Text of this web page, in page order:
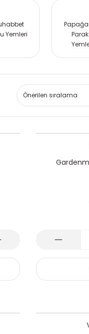
Yemleri